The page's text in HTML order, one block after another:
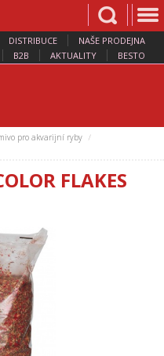
DISTRIBUCE
NAŠE PRODEJNA
B2B AKTUALITY BESTO
pro akvarijní ryby
FLAKES